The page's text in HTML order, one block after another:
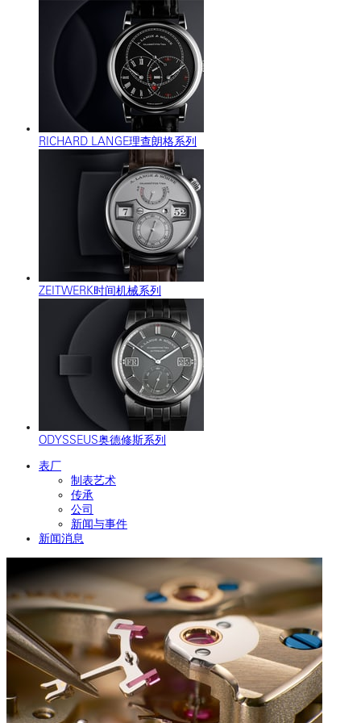
RICHARD LANGE理查朗格系列
ZEITWERK时间机械系列
ODYSSEUS奥德修斯系列
表厂
制表艺术
传承
公司
新闻与事件
新闻消息